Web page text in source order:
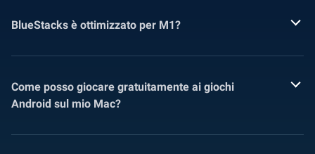
BlueStacks è ottimizzato per M1?
Come posso giocare gratuitamente ai giochi
Android sul mio Mac?